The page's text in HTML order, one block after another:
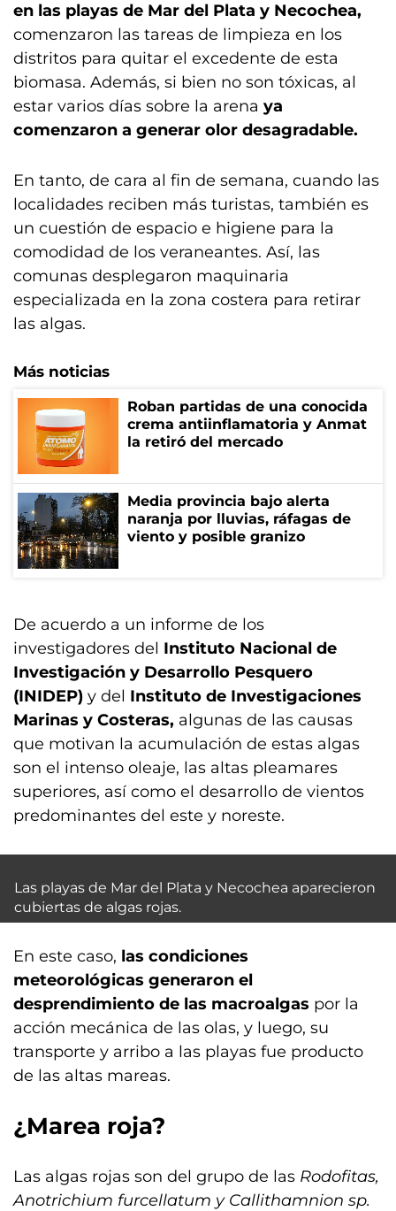
en las playas de Mar del Plata y Necochea,
comenzaron las tareas de limpieza en los
distritos para quitar el excedente de esta
biomasa. Además, si bien no son tóxicas, al
estar varios días sobre la arena ya
comenzaron a generar olor desagradable.
En tanto, de cara al fin de semana, cuando las
localidades reciben más turistas, también es
un cuestión de espacio e higiene para la
comodidad de los veraneantes. Así, las
comunas desplegaron maquinaria
especializada en la zona costera para retirar
las algas.
Más noticias
Roban partidas de una conocida
crema antiinflamatoria y Anmat
la retiró del mercado
Media provincia bajo alerta
naranja por lluvias, ráfagas de
viento y posible granizo
De acuerdo a un informe de los
investigadores del Instituto Nacional de
Investigación y Desarrollo Pesquero
(INIDEP) y del Instituto de Investigaciones
Marinas y Costeras, algunas de las causas
que motivan la acumulación de estas algas
son el intenso oleaje, las altas pleamares
superiores, así como el desarrollo de vientos
predominantes del este y noreste.
Las playas de Mar del Plata y Necochea aparecieron
cubiertas de algas rojas.
En este caso, las condiciones
meteorológicas generaron el
desprendimiento de las macroalgas por la
acción mecánica de las olas, y luego, su
transporte y arribo a las playas fue producto
de las altas mareas.
¿Marea roja?
Las algas rojas son del grupo de las Rodofitas,
Anotrichium furcellatum y Callithamnion sp.